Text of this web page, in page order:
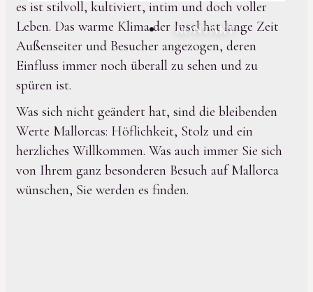
KONTAKT
es ist stilvoll, kultiviert, intim und doch voller
Leben. Das warme Klima der Insel hat lange Zeit
Außenseiter und Besucher angezogen, deren
Einfluss immer noch überall zu sehen und zu
spüren ist.
Was sich nicht geändert hat, sind die bleibenden
Werte Mallorcas: Höflichkeit, Stolz und ein
herzliches Willkommen. Was auch immer Sie sich
von Ihrem ganz besonderen Besuch auf Mallorca
wünschen, Sie werden es finden.